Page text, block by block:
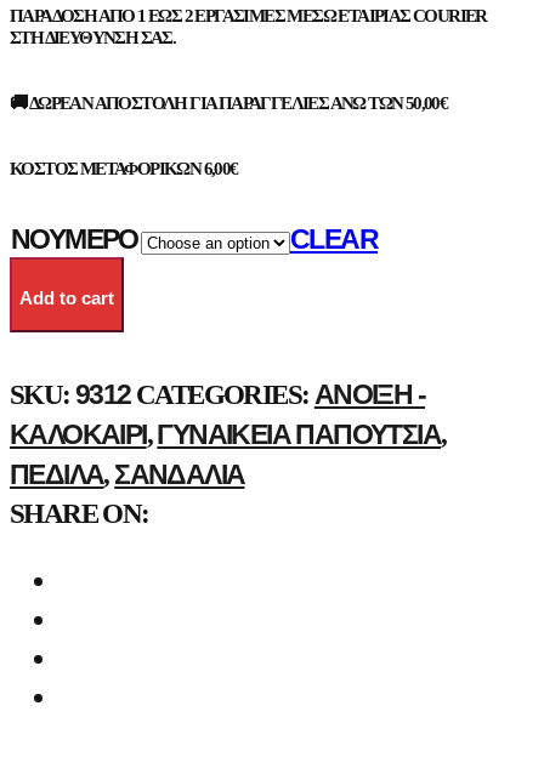
ΠΑΡΆΔΟΣΗ ΑΠΌ 1 ΈΩΣ 2 ΕΡΓΆΣΙΜΕΣ ΜΈΣΩ ΕΤΑΙΡΊΑΣ COURIER
ΣΤΗ ΔΙΕΎΘΥΝΣΗ ΣΑΣ.
🚚 ΔΩΡΕΆΝ ΑΠΟΣΤΟΛΉ ΓΙΑ ΠΑΡΑΓΓΕΛΊΕΣ ΆΝΩ ΤΩΝ 50,00€
ΚΌΣΤΟΣ ΜΕΤΑΦΟΡΙΚΏΝ 6,00€
ΝΟΎΜΕΡΟ CLEAR
Add to cart
SKU: 9312 CATEGORIES: ΑΝΟΙΞΗ -
ΚΑΛΟΚΑΊΡΙ,ΓΥΝΑΙΚΕΊΑ ΠΑΠΟΎΤΣΙΑ,
ΠΈΔΙΛΑ, ΣΑΝΔΆΛΙΑ
SHARE ON: